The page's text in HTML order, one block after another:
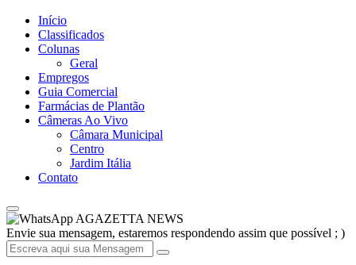
Início
Classificados
Colunas
Geral
Empregos
Guia Comercial
Farmácias de Plantão
Câmeras Ao Vivo
Câmara Municipal
Centro
Jardim Itália
Contato
AGAZETTA NEWS
Envie sua mensagem, estaremos respondendo assim que possível ; )